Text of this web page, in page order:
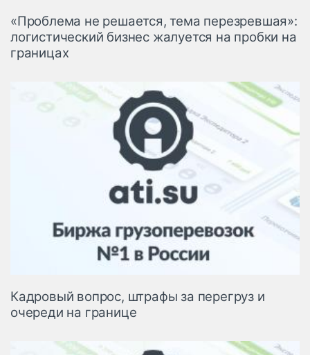
«Проблема не решается, тема перезревшая»:
логистический бизнес жалуется на пробки на
границах
Кадровый вопрос, штрафы за перегруз и
очереди на границе